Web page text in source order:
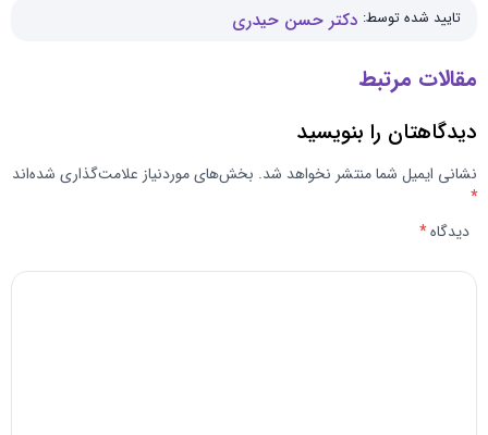
تایید شده توسط: دکتر حسن حیدری
مقالات مرتبط
دیدگاهتان را بنویسید
نشانی ایمیل شما منتشر نخواهد شد. بخش‌های موردنیاز علامت‌گذاری شده‌اند
*
دیدگاه*